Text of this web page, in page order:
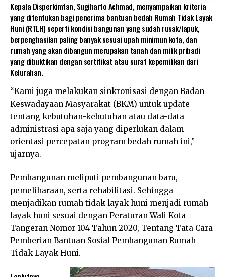
Kepala Disperkimtan, Sugiharto Achmad, menyampaikan kriteria
yang ditentukan bagi penerima bantuan bedah Rumah Tidak Layak
Huni (RTLH) seperti kondisi bangunan yang sudah rusak/lapuk,
berpenghasilan paling banyak sesuai upah minimun kota, dan
rumah yang akan dibangun merupakan tanah dan milik pribadi
yang dibuktikan dengan sertifikat atau surat kepemilikan dari
Kelurahan.
“Kami juga melakukan sinkronisasi dengan Badan
Keswadayaan Masyarakat (BKM) untuk update
tentang kebutuhan-kebutuhan atau data-data
administrasi apa saja yang diperlukan dalam
orientasi percepatan program bedah rumah ini,”
ujarnya.
Pembangunan meliputi pembangunan baru,
pemeliharaan, serta rehabilitasi. Sehingga
menjadikan rumah tidak layak huni menjadi rumah
layak huni sesuai dengan Peraturan Wali Kota
Tangeran Nomor 104 Tahun 2020, Tentang Tata Cara
Pemberian Bantuan Sosial Pembangunan Rumah
Tidak Layak Huni.